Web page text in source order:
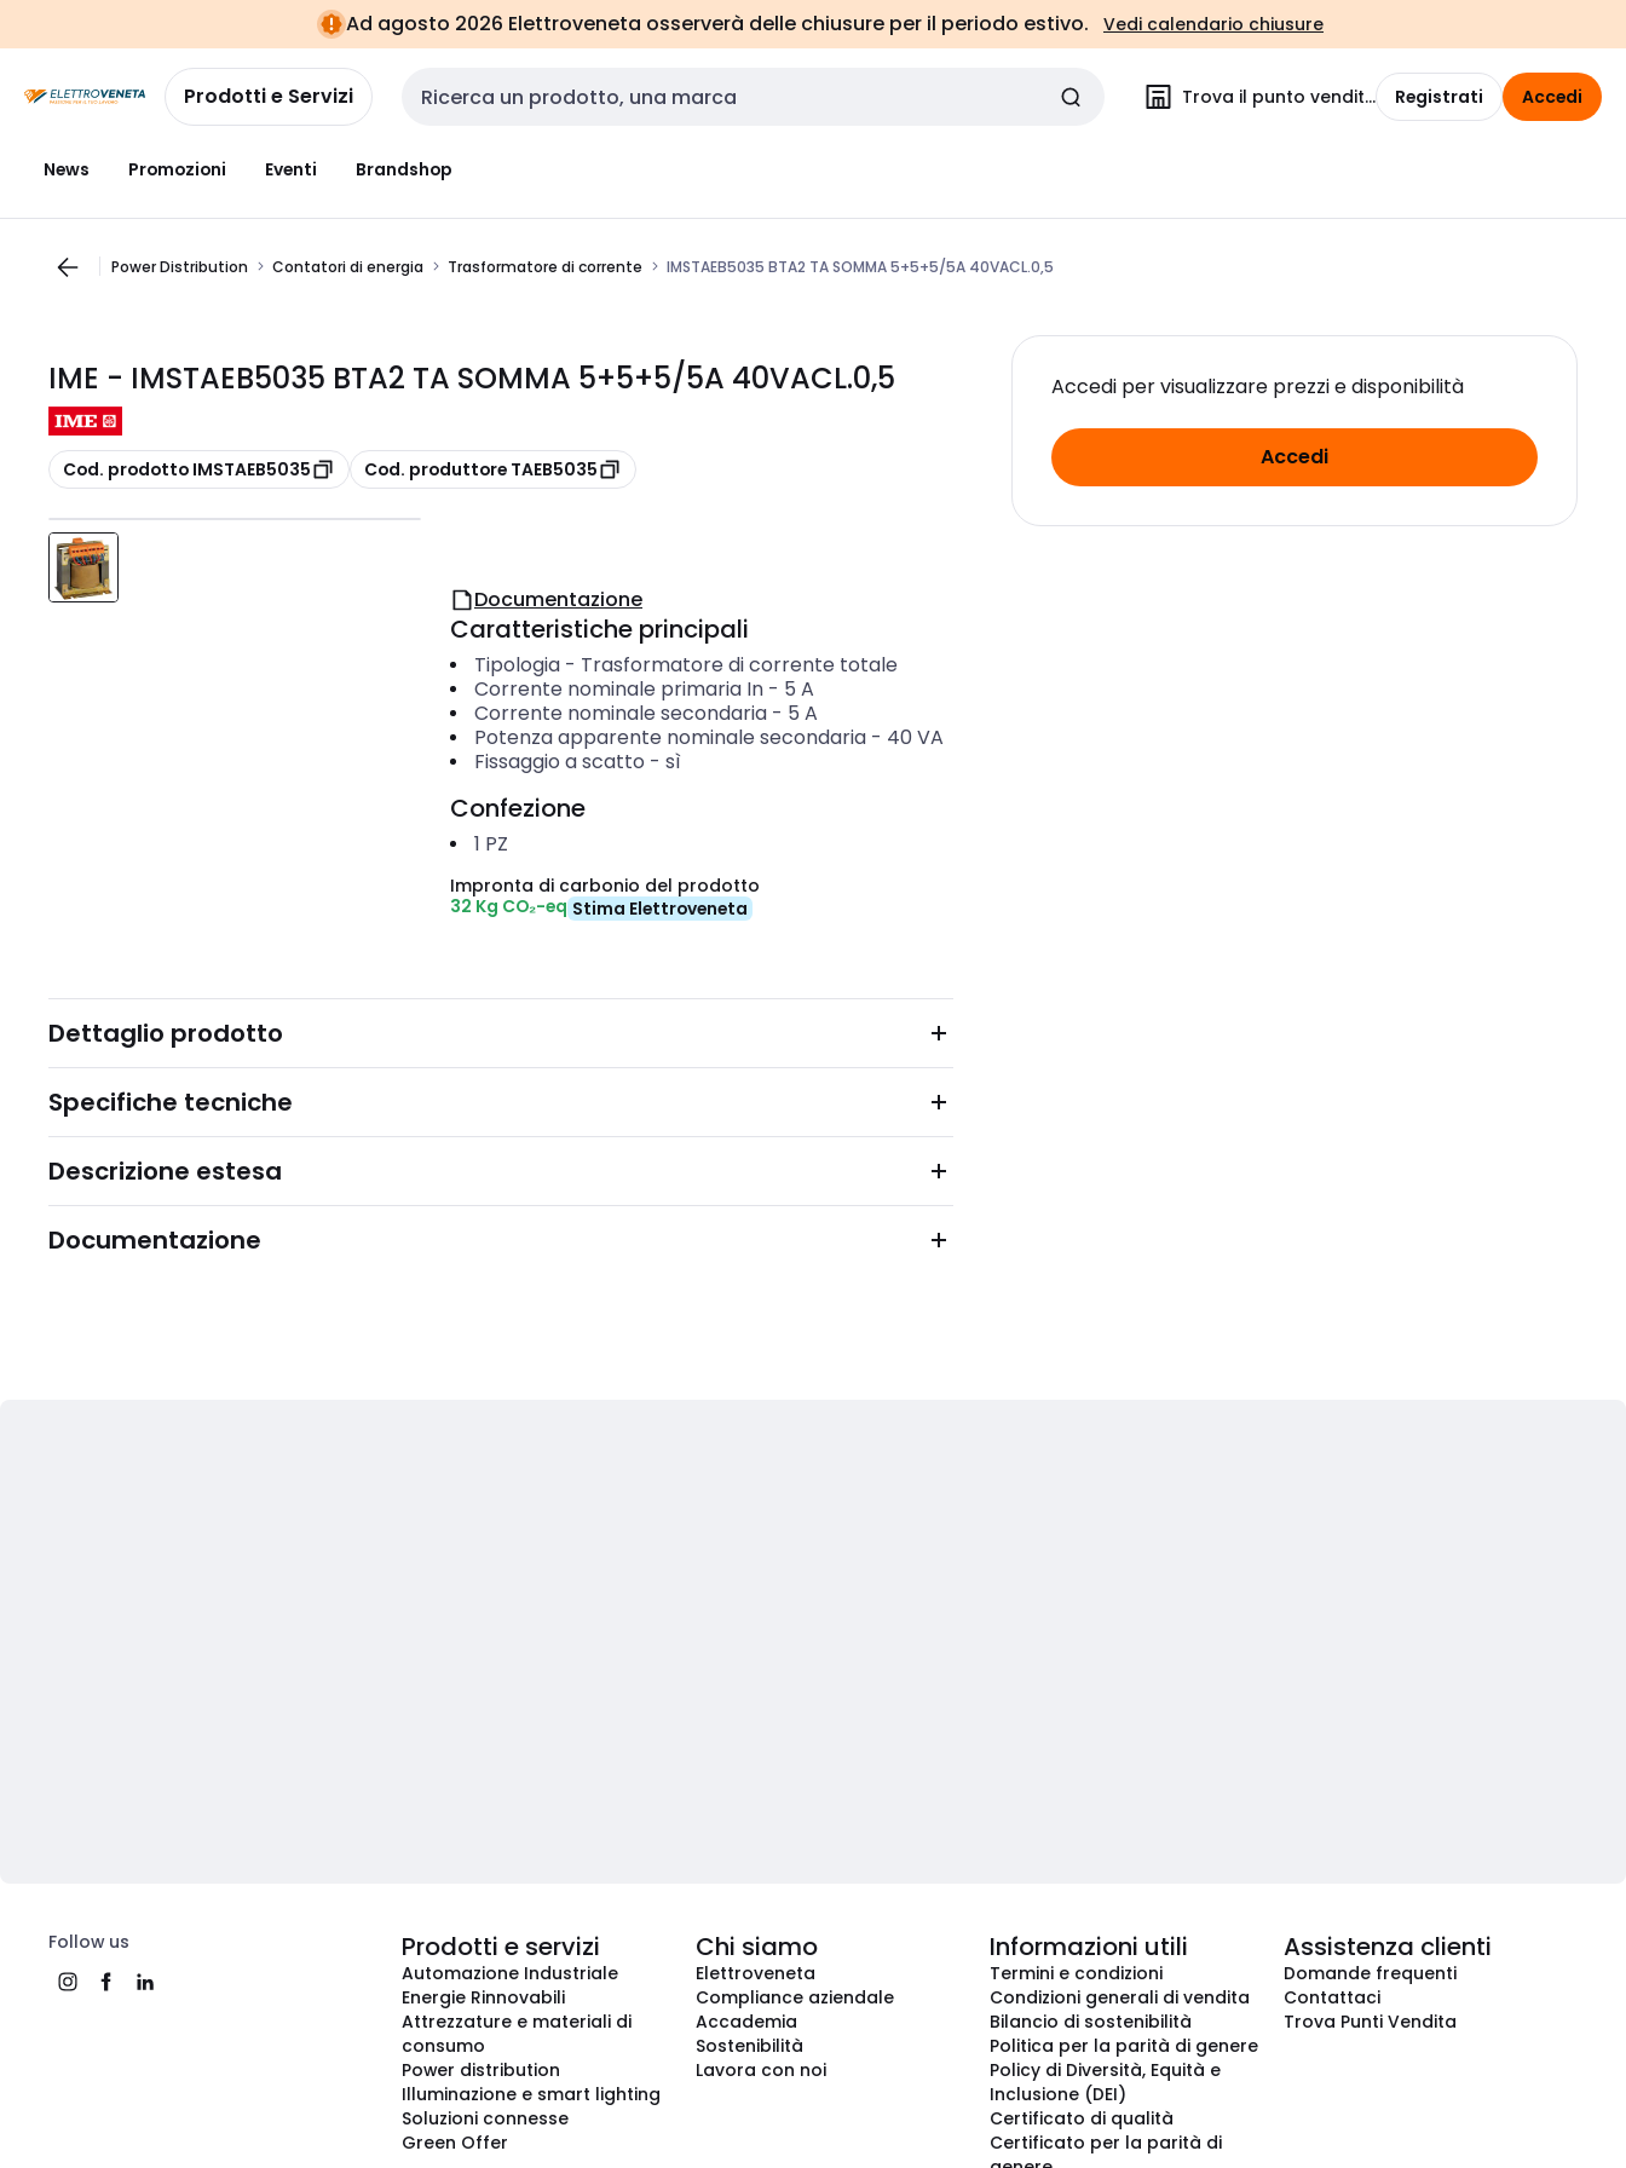
navigazionealla
pagina
Ad agosto 2026 Elettroveneta osserverà delle chiusure per il periodo estivo. Vedi calendario chiusure
Prodotti e Servizi Cerca input Trova il punto vendita Registrati Accedi
News Promozioni Eventi Brandshop
Power Distribution Contatori di energia Trasformatore di corrente IMSTAEB5035 BTA2 TA SOMMA 5+5+5/5A 40VACL.0,5
IME - IMSTAEB5035 BTA2 TA SOMMA 5+5+5/5A 40VACL.0,5
copia
Cod. prodotto IMSTAEB5035 copia
Cod. produttore TAEB5035
Accedi per visualizzare prezzi e disponibilità
Accedi
Documentazione
Caratteristiche principali
Tipologia- Trasformatore di corrente totale
Corrente nominale primaria In- 5 A
Corrente nominale secondaria- 5 A
Potenza apparente nominale secondaria- 40 VA
Fissaggio a scatto - sì
Confezione
1 PZ
Impronta di carbonio del prodotto
32 Kg CO₂-eq Stima Elettroveneta
Dettaglio prodotto
Specifiche tecniche
Descrizione estesa
Documentazione
Follow us Prodotti e servizi
Automazione Industriale
Energie Rinnovabili
Attrezzature e materiali di
consumo
Power distribution
Illuminazione e smart lighting
Soluzioni connesse
Green Offer
Chi siamo
Elettroveneta
Compliance aziendale
Accademia
Sostenibilità
Lavora con noi
Informazioni utili
Termini e condizioni
Condizioni generali di vendita
Bilancio di sostenibilità
Politica per la parità di genere
Policy di Diversità, Equità e
Inclusione (DEI)
Certificato di qualità
Certificato per la parità di
Assistenza clienti
Domande frequenti
Contattaci
Trova Punti Vendita